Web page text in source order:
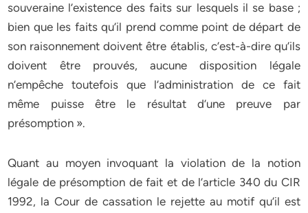
souveraine l’existence des faits sur lesquels il se base ;
bien que les faits qu’il prend comme point de départ de
son raisonnement doivent être établis, c’est-à-dire qu’ils
doivent être prouvés, aucune disposition légale
n’empêche toutefois que l’administration de ce fait
même puisse être le résultat d’une preuve par
présomption ».
Quant au moyen invoquant la violation de la notion
légale de présomption de fait et de l’article 340 du CIR
1992, la Cour de cassation le rejette au motif qu’il est